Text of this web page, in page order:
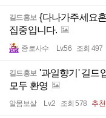
길드홍보 {다나가주세요
집중입니다.
종로사수 Lv.56 조회 497
길드홍보 '과일향기' 길드
모두 환영
알몸보살 Lv.2 조회 578 추